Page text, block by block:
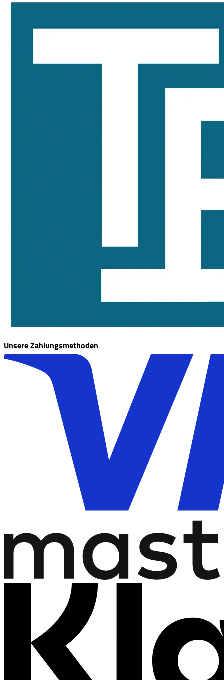
Unsere Zahlungsmethoden